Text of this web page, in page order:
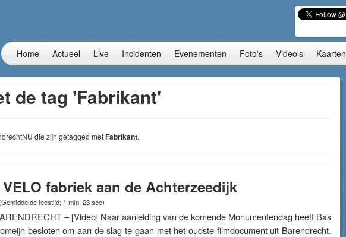
Home Actueel Live Incidenten Evenementen Foto's Video's Kaarten
de tag 'Fabrikant'
die zijn getagged metFabrikant.
fabriek aan de Achterzeedijk
leestijd: 1 min, 23 sec)
– [Video] Naar aanleiding van de komende Monumentendag heeft Bas
besloten om aan de slag te gaan met het oudste filmdocument uit Barendrecht.